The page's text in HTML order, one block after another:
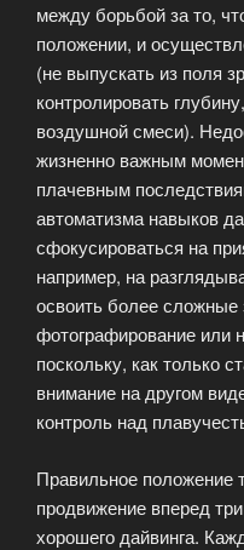
между борьбой за то,
положении, и
(не выпускать из поля
контролировать
воздушной смеси).
жизненно важным
плачевным
автоматизма навыков
сфокусироваться на
например, на
освоить более сложные
фотографирование или
поскольку, как только
внимание на другом
контроль над
Правильное положение
продвижение вперед
хорошего дайвинга.